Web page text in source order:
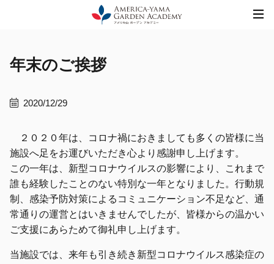
年末のご挨拶
2020/12/29
２０２０年は、コロナ禍におきましても多くの皆様に当
施設へ足をお運びいただき心より感謝申し上げます。
この一年は、新型コロナウイルスの影響により、これまで
誰も経験したことのない特別な一年となりました。行動規
制、感染予防対策によるコミュニケーション不足など、通
常通りの運営とはいきませんでしたが、皆様からの温かい
ご支援にあらためて御礼申し上げます。
当施設では、来年も引き続き新型コロナウイルス感染症の